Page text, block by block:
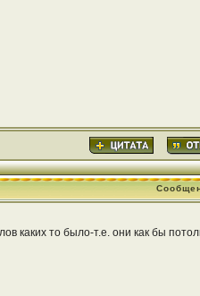
каких то было-т.е. они как бы